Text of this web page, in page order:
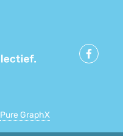
Pure GraphX